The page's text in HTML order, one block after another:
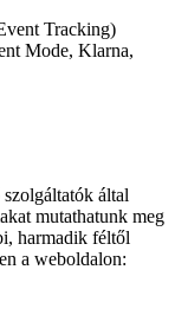
Tracking)
Mode, Klarna,
által
mutathatunk meg
harmadik féltől
a weboldalon: